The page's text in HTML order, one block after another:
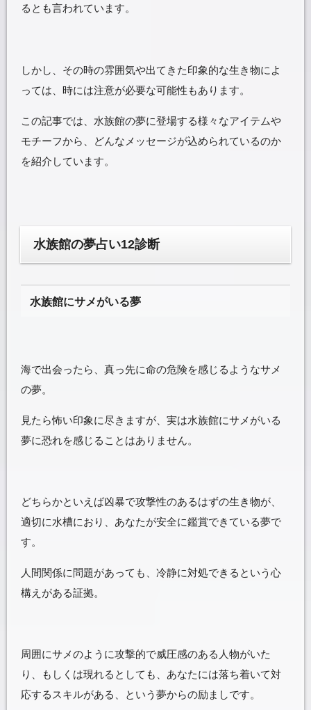
るとも言われています。
しかし、その時の雰囲気や出てきた印象的な生き物によ
っては、時には注意が必要な可能性もあります。
この記事では、水族館の夢に登場する様々なアイテムや
モチーフから、どんなメッセージが込められているのか
を紹介しています。
水族館の夢占い12診断
水族館にサメがいる夢
海で出会ったら、真っ先に命の危険を感じるようなサメ
の夢。
見たら怖い印象に尽きますが、実は水族館にサメがいる
夢に恐れを感じることはありません。
どちらかといえば凶暴で攻撃性のあるはずの生き物が、
適切に水槽におり、あなたが安全に鑑賞できている夢で
す。
人間関係に問題があっても、冷静に対処できるという心
構えがある証拠。
周囲にサメのように攻撃的で威圧感のある人物がいた
り、もしくは現れるとしても、あなたには落ち着いて対
応するスキルがある、という夢からの励ましです。